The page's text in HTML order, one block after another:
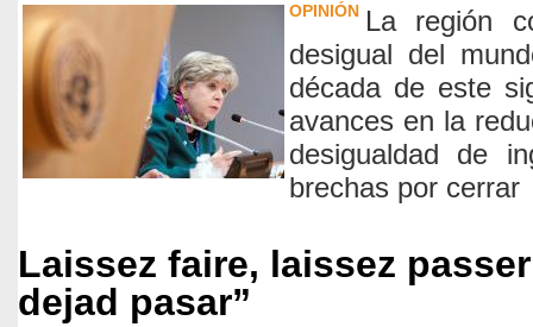
OPINIÓN La región
desigual del
década de este
avances en la
desigualdad de
brechas por cerrar
Laissez faire, laissez
dejad pasar”